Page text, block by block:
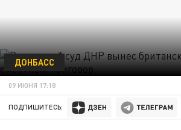
ДОНБАСС
09 ИЮНЯ 17:18
ПОДПИШИТЕСЬ: